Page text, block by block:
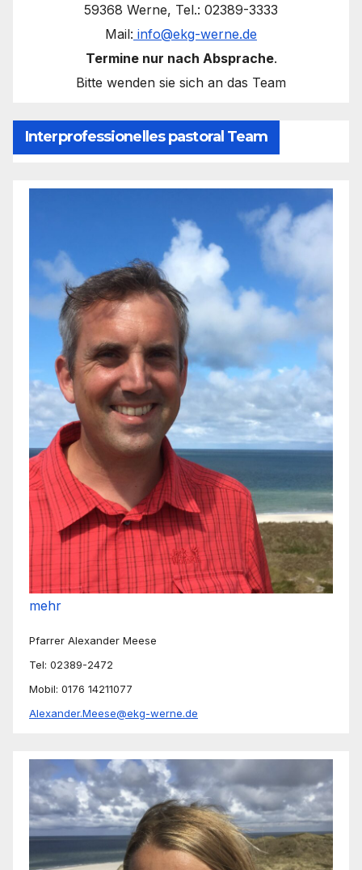
59368 Werne, Tel.: 02389-3333
Mail: info@ekg-werne.de
Termine nur nach Absprache.
Bitte wenden sie sich an das Team
Interprofessionelles pastoral Team
mehr
Pfarrer Alexander Meese
Tel: 02389-2472
Mobil: 0176 14211077
Alexander.Meese@ekg-werne.de